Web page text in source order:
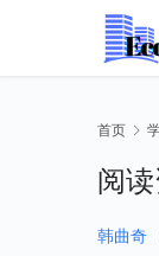
首页
阅
韩曲奇